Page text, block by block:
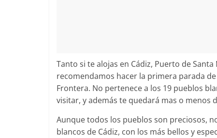
Tanto si te alojas en Cádiz, Puerto de
recomendamos hacer la primera parada
Frontera. No pertenece a los 19 pueblos
visitar, y además te quedará mas o menos
Aunque todos los pueblos son preciosos,
blancos de Cádiz, con los más bellos y